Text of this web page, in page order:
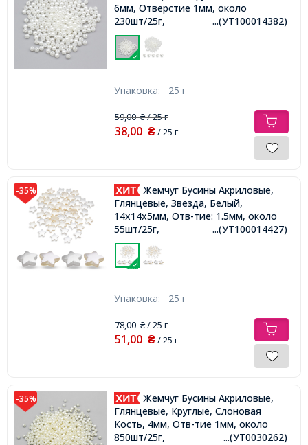
6мм, Отверстие 1мм, около
230шт/25г,
...(УТ100014382)
Упаковка: 25 г
59,00₴/ 25 г
38,00 ₴/ 25 г
-35%
Жемчуг Бусины Акриловые,
Глянцевые, Звезда, Белый,
14x14x5мм, Отв-тие: 1.5мм, около
55шт/25г,
...(УТ100014427)
Упаковка: 25 г
78,00₴/ 25 г
51,00 ₴/ 25 г
-35%
Жемчуг Бусины Акриловые,
Глянцевые, Круглые, Слоновая
Кость, 4мм, Отв-тие 1мм, около
850шт/25г,
...(УТ0030262)